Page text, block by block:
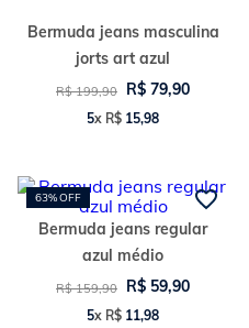
Bermuda jeans masculina
jorts art azul
R$ 199,90 R$ 79,90
5x R$ 15,98
63%OFF
Bermuda jeans regular
azul médio
R$ 159,90 R$ 59,90
5x R$ 11,98